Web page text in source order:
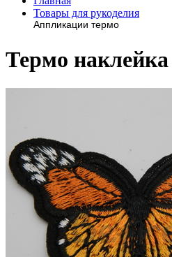
Товары для рукоделия
Аппликации термо
Термо наклейка